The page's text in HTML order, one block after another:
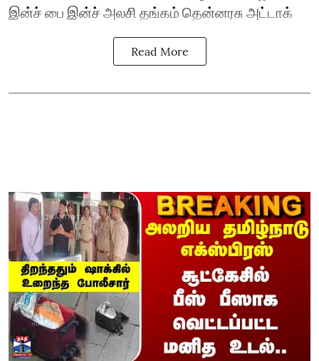
இன்ச் பை இன்ச் அலசி தங்கம் தென்னரசு அட்டாக்
Read More